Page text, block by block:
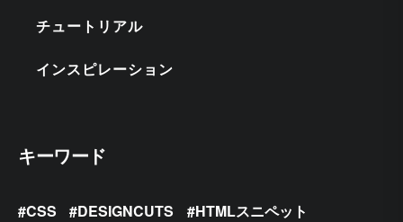
チュートリアル
インスピレーション
キーワード
CSS DESIGNCUTS
HTMLスニペット